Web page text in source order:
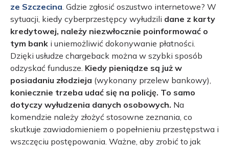
ze Szczecina. Gdzie zgłosić oszustwo internetowe? W
sytuacji, kiedy cyberprzestępcy wyłudzili dane z karty
kredytowej, należy niezwłocznie poinformować o
tym bank i uniemożliwić dokonywanie płatności.
Dzięki usłudze chargeback można w szybki sposób
odzyskać fundusze. Kiedy pieniądze są już w
posiadaniu złodzieja (wykonany przelew bankowy),
koniecznie trzeba udać się na policję. To samo
dotyczy wyłudzenia danych osobowych. Na
komendzie należy złożyć stosowne zeznania, co
skutkuje zawiadomieniem o popełnieniu przestępstwa i
wszczęciu postępowania. Ważne, aby zrobić to jak